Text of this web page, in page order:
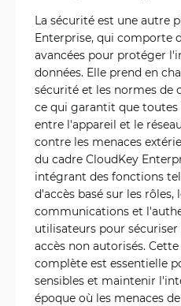
La sécurité est une autre
Enterprise, qui comporte
avancées pour protéger
données. Elle prend en
sécurité et les normes de
ce qui garantit que
entre l'appareil et le
contre les menaces
du cadre CloudKey
intégrant des fonctions
d'accès basé sur les rôles,
communications et
utilisateurs pour
accès non autorisés.
complète est essentielle
sensibles et maintenir
époque où les menaces